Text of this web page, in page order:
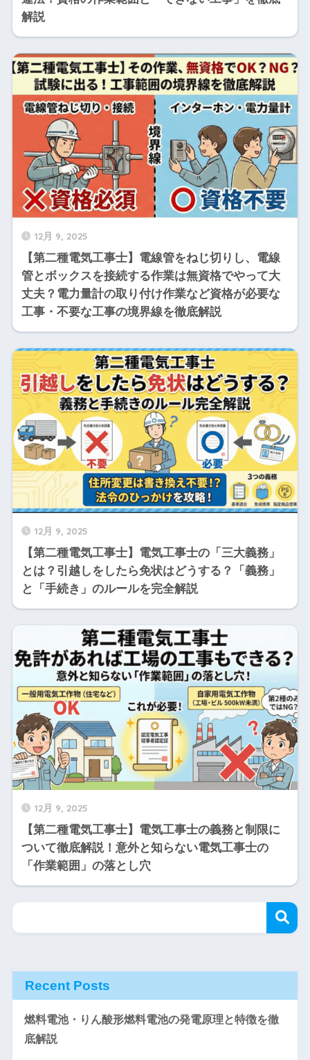
解説
12月 9, 2025
【第二種電気工事士】電線管をねじ切りし、電線
管とボックスを接続する作業は無資格でやって大
丈夫？電力量計の取り付け作業など資格が必要な
工事・不要な工事の境界線を徹底解説
12月 9, 2025
【第二種電気工事士】電気工事士の「三大義務」
とは？引越しをしたら免状はどうする？「義務」
と「手続き」のルールを完全解説
12月 9, 2025
【第二種電気工事士】電気工事士の義務と制限に
ついて徹底解説！意外と知らない電気工事士の
「作業範囲」の落とし穴
Recent Posts
燃料電池・りん酸形燃料電池の発電原理と特徴を徹
底解説